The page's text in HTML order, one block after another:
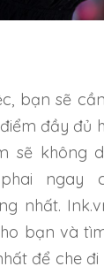
bạn sẽ
đầy đủ
sẽ không
ngay
nhất.
bạn và
để che